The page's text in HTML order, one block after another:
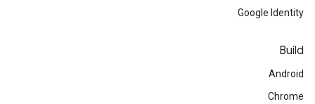
Google Identity
Build
Android
Chrome